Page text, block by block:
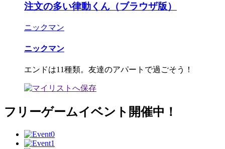
注文の多い律動くん（ブラウザ版）
ニックマン
ニックマン
エンドは11種類。友達のアパートで過ごそう！
フリーゲームイベント開催中！